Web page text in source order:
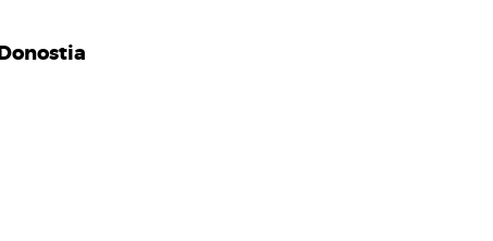
Donostia